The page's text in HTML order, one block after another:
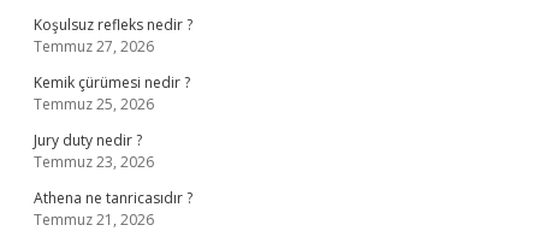
Koşulsuz refleks nedir ?
Temmuz 27, 2026
Kemik çürümesi nedir ?
Temmuz 25, 2026
Jury duty nedir ?
Temmuz 23, 2026
Athena ne tanricasıdır ?
Temmuz 21, 2026